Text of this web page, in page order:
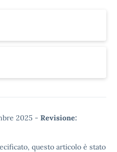
2025 - Revisione:
questo articolo è stato